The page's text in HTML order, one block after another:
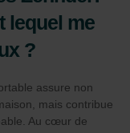
lequel me
?
assure non
mais contribue
Au cœur de